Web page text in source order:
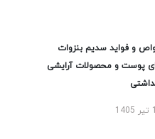
و فواید سدیم بنزوات
پوست و محصولات آرایشی